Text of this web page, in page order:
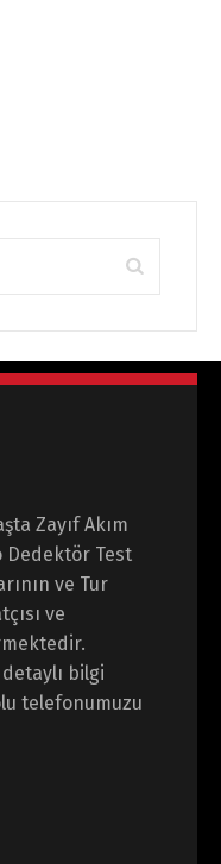
Zayıf Akım
Dedektör Test
ve Tur
ve
bilgi
telefonumuzu